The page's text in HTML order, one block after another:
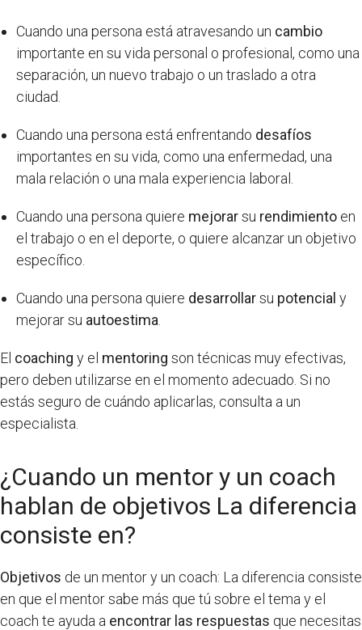
Cuando una persona está atravesando un cambio
importante en su vida personal o profesional, como una
separación, un nuevo trabajo o un traslado a otra
ciudad.
Cuando una persona está enfrentando desafíos
importantes en su vida, como una enfermedad, una
mala relación o una mala experiencia laboral.
Cuando una persona quiere mejorarsu rendimiento en
el trabajo o en el deporte, o quiere alcanzar un objetivo
específico.
Cuando una persona quiere desarrollarsu potencial y
mejorar su autoestima
El coaching y el mentoring son técnicas muy efectivas,
pero deben utilizarse en el momento adecuado. Si no
estás seguro de cuándo aplicarlas, consulta a un
especialista.
¿Cuando un mentor y un coach
hablan de objetivos La diferencia
consiste en?
Objetivos de un mentor y un coach: La diferencia consiste
en que el mentor sabe más que tú sobre el tema y el
coach te ayuda a encontrar las respuestas que necesitas